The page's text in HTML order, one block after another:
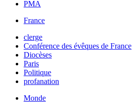
PMA
France
clerge
Conférence des évêques de France
Diocèses
Paris
Politique
profanation
Monde